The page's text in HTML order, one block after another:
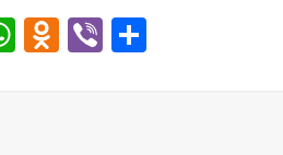
WhatsApp
Odnoklassniki
Viber